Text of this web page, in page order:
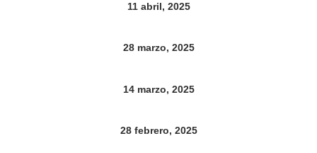
11 abril, 2025
28 marzo, 2025
14 marzo, 2025
28 febrero, 2025